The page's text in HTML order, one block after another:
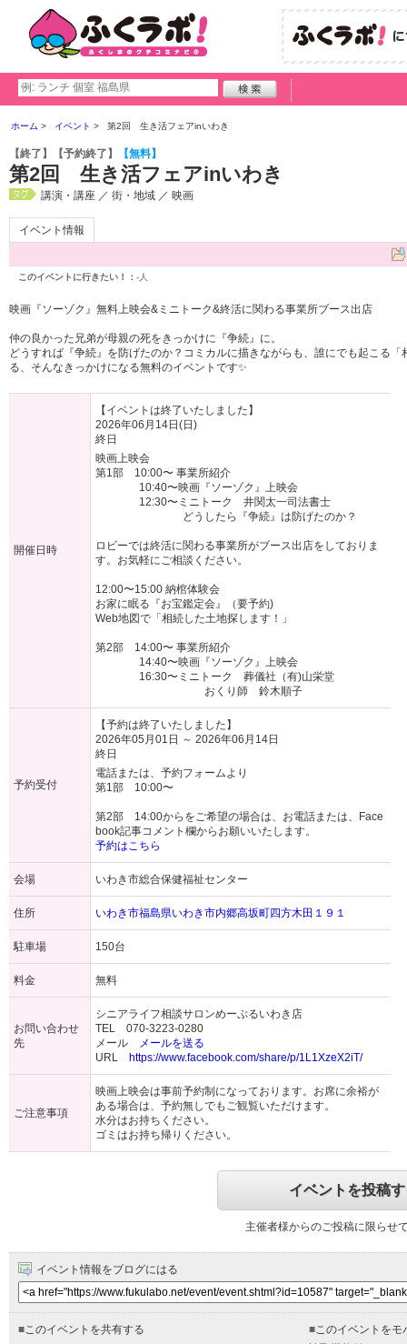
ホーム イベント 第2回 生き活フェアinいわき
【終了】 【予約終了】 【無料】
第2回 生き活フェアinいわき
講演・講座 ／ 街・地域 ／ 映画
イベント情報
このイベントに行きたい！： -人
映画『ソーゾク』無料上映会&ミニトーク&終活に関わる事業所ブース出店
仲の良かった兄弟が母親の死をきっかけに『争続』に。
どうすれば『争続』を防げたのか？コミカルに描きながらも、誰にでも起こる
る、そんなきっかけになる無料のイベントです✨
開催日時
【イベントは終了いたしました】
2026年06月14日(日)
終日
映画上映会
第1部 10:00〜 事業所紹介
10:40〜映画『ソーゾク』上映会
12:30〜ミニトーク 井関太一司法書士
どうしたら『争続』は防げたのか？
ロビーでは終活に関わる事業所がブース出店をしておりま
す。お気軽にご相談ください。
12:00〜15:00 納棺体験会
お家に眠る『お宝鑑定会』（要予約)
Web地図で「相続した土地探します！」
第2部 14:00〜 事業所紹介
14:40〜映画『ソーゾク』上映会
16:30〜ミニトーク 葬儀社（有)山栄堂
おくり師 鈴木順子
予約受付
【予約は終了いたしました】
2026年05月01日 ～ 2026年06月14日
終日
電話または、予約フォームより
第1部 10:00〜
第2部 14:00からをご希望の場合は、お電話または、Face
book記事コメント欄からお願いいたします。
予約はこちら
会場 いわき市総合保健福祉センター
住所 いわき市福島県いわき市内郷高坂町四方木田１９１
駐車場 150台
料金 無料
お問い合わせ
先
シニアライフ相談サロンめーぷるいわき店
TEL 070-3223-0280
メール
メールを送る
URL https://www.facebook.com/share/p/1L1XzeX2iT/
ご注意事項
映画上映会は事前予約制になっております。お席に余裕が
ある場合は、予約無しでもご観覧いただけます。
水分はお持ちください。
ゴミはお持ち帰りください。
イベントを投稿
主催者様からのご投稿に限らせ
イベント情報をブログにはる
■このイベントを共有する ■このイベントをモ